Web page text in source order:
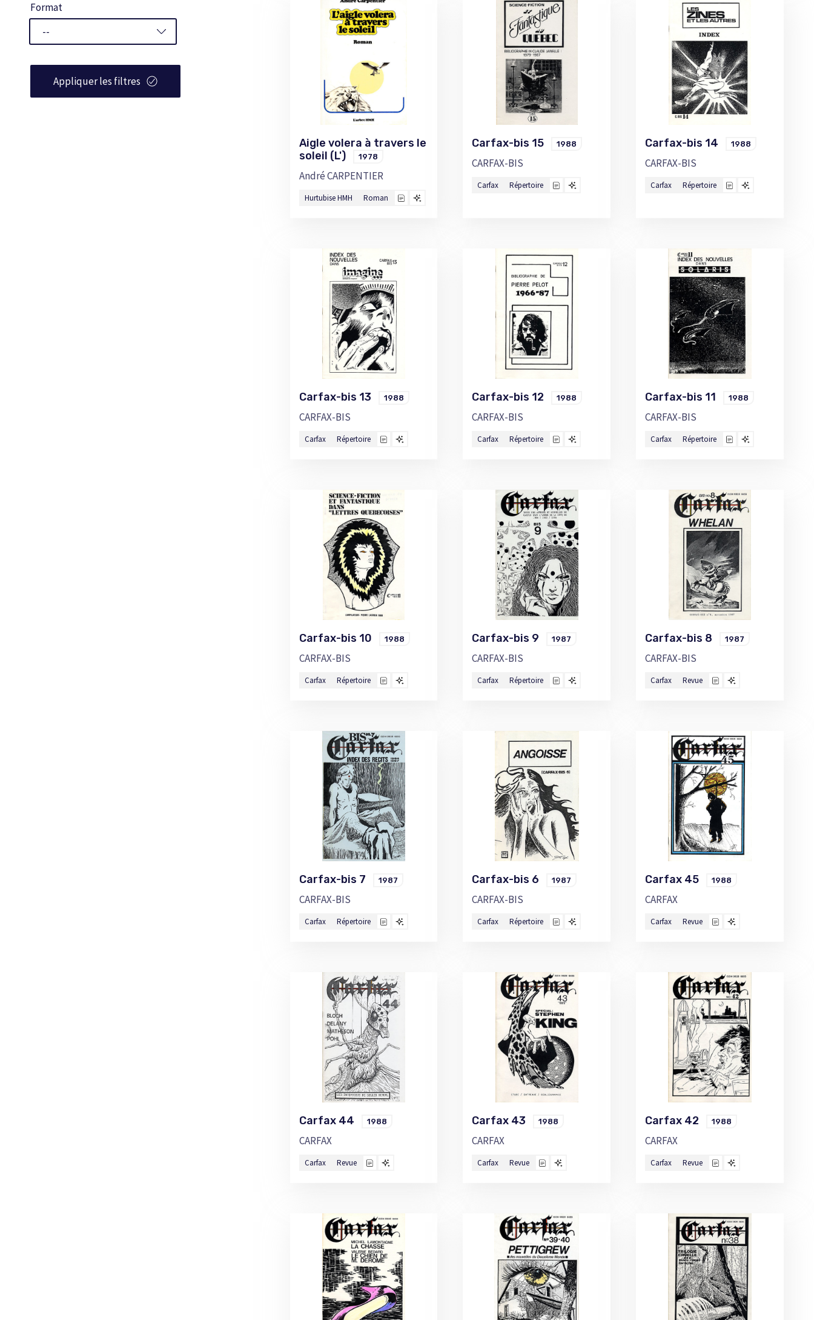
Format
Appliquer les filtres
Aigle volera à travers le
soleil (L')
1978
André CARPENTIER
Hurtubise HMH Roman
Carfax-bis 15 1988
CARFAX-BIS
Carfax Répertoire
Carfax-bis 14 1988
CARFAX-BIS
Carfax Répertoire
Carfax-bis 13 1988
CARFAX-BIS
Carfax Répertoire
Carfax-bis 12 1988
CARFAX-BIS
Carfax Répertoire
Carfax-bis 11 1988
CARFAX-BIS
Carfax Répertoire
Carfax-bis 10 1988
CARFAX-BIS
Carfax Répertoire
Carfax-bis 9 1987
CARFAX-BIS
Carfax Répertoire
Carfax-bis 8 1987
CARFAX-BIS
Carfax Revue
Carfax-bis 7 1987
CARFAX-BIS
Carfax Répertoire
Carfax-bis 6 1987
CARFAX-BIS
Carfax Répertoire
Carfax 45 1988
CARFAX
Carfax Revue
Carfax 44 1988
CARFAX
Carfax Revue
Carfax 43 1988
CARFAX
Carfax Revue
Carfax 42 1988
CARFAX
Carfax Revue